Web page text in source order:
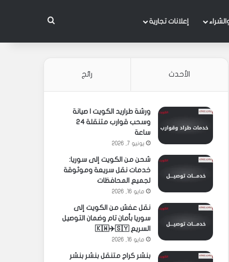
إعلانات تجارية بحث عن
الأحدث رائج
ورشة طراريد الكويت | صيانة
وسحب قوارب متنقلة 24
ساعة
يونيو 7, 2026
شحن من الكويت إلى سوريا:
خدمات نقل سريعة وموثوقة
لجميع المحافظات
مايو 16, 2026
نقل عفش من الكويت إلى
سوريا بأمان تام وضمان التوصيل
السريع 🇰🇼✈️🇸🇾
مايو 16, 2026
بنشر كراج متنقل بنشر بنشر